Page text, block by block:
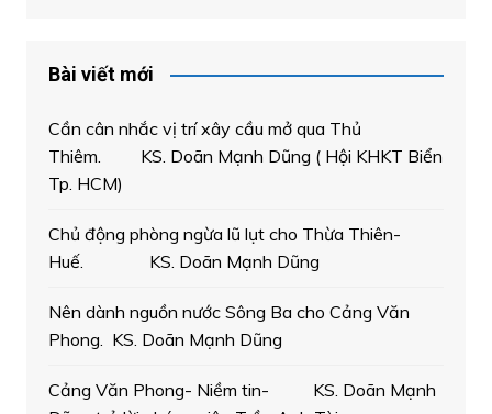
Bài viết mới
Cần cân nhắc vị trí xây cầu mở qua Thủ
Thiêm. KS. Doãn Mạnh Dũng ( Hội KHKT Biển
Tp. HCM)
Chủ động phòng ngừa lũ lụt cho Thừa Thiên-
Huế. KS. Doãn Mạnh Dũng
Nên dành nguồn nước Sông Ba cho Cảng Văn
Phong. KS. Doãn Mạnh Dũng
Cảng Văn Phong- Niềm tin- KS. Doãn Mạnh